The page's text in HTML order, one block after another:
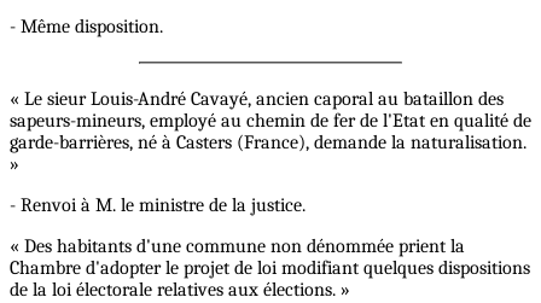
- Même disposition.
« Le sieur Louis-André Cavayé, ancien caporal au bataillon des
sapeurs-mineurs, employé au chemin de fer de l'Etat en qualité de
garde-barrières, né à Casters (France), demande la naturalisation.
»
- Renvoi à M. le ministre de la justice.
« Des habitants d'une commune non dénommée prient la
Chambre d'adopter le projet de loi modifiant quelques dispositions
de la loi électorale relatives aux élections. »